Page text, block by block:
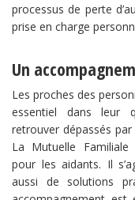
processus de perte
prise en charge
Un
Les proches des
essentiel dans leur
retrouver dépassés par
La Mutuelle
pour les aidants. Il
aussi de solutions